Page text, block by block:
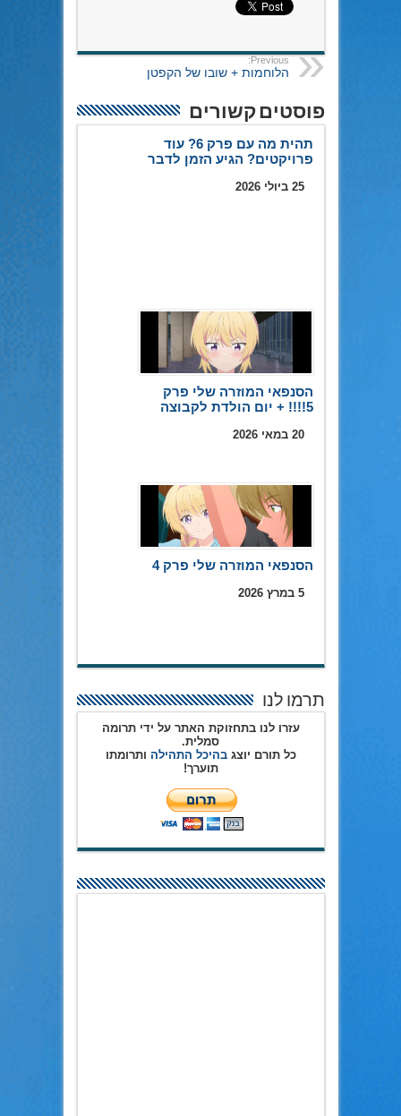
Previous:
הלוחמות + שובו של הקפטן
פוסטים קשורים
תהית מה עם פרק 6? עוד
פרויקטים? הגיע הזמן לדבר
25 ביולי 2026
הסנפאי המוזרה שלי פרק
5!!!! + יום הולדת לקבוצה
20 במאי 2026
הסנפאי המוזרה שלי פרק 4
5 במרץ 2026
תרמו לנו
עזרו לנו בתחזוקת האתר על ידי תרומה
סמלית.
כל תורם יוצגבהיכל התהילה ותרומתו
תוערך!